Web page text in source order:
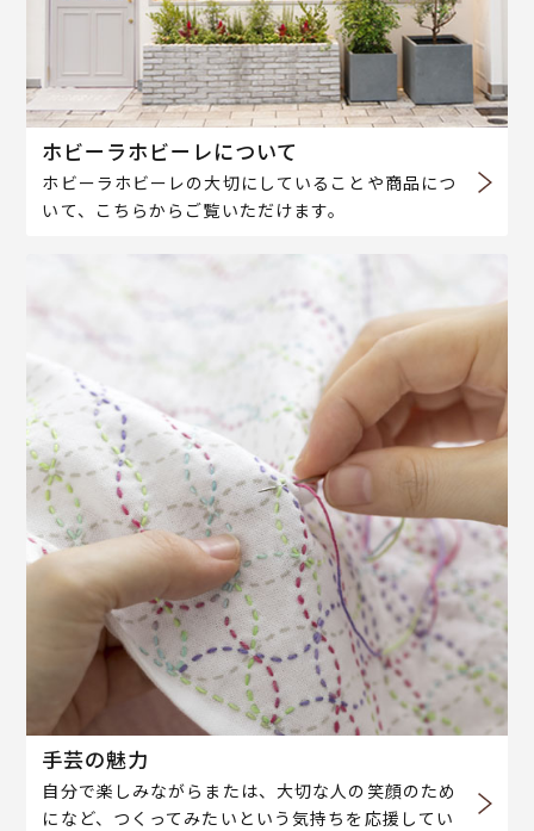
ホビーラホビーレについて
ホビーラホビーレの大切にしていることや商品につ
いて、こちらからご覧いただけます。
手芸の魅力
自分で楽しみながらまたは、大切な人の笑顔のため
になど、つくってみたいという気持ちを応援してい